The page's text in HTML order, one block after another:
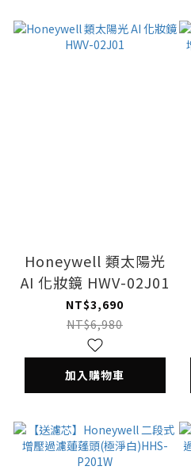
Honeywell 類太陽光
AI 化妝鏡 HWV-02J01
NT$3,690
NT$6,980
加入購物車